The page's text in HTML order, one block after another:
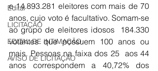
Edital
LICITAÇÃO
EDITAL DE INTIMAÇÃO
AVISO DE LICITAÇÃO
e 14.893.281 eleitores com mais de 70
anos, cujo voto é facultativo. Somam-se
ao grupo de eleitores idosos  184.330
votantes que possuem 100 anos ou
mais. Pessoas na faixa dos 25  aos 44
anos correspondem a 40,72% dos